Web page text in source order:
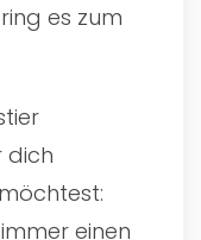
es zum
dich
einen